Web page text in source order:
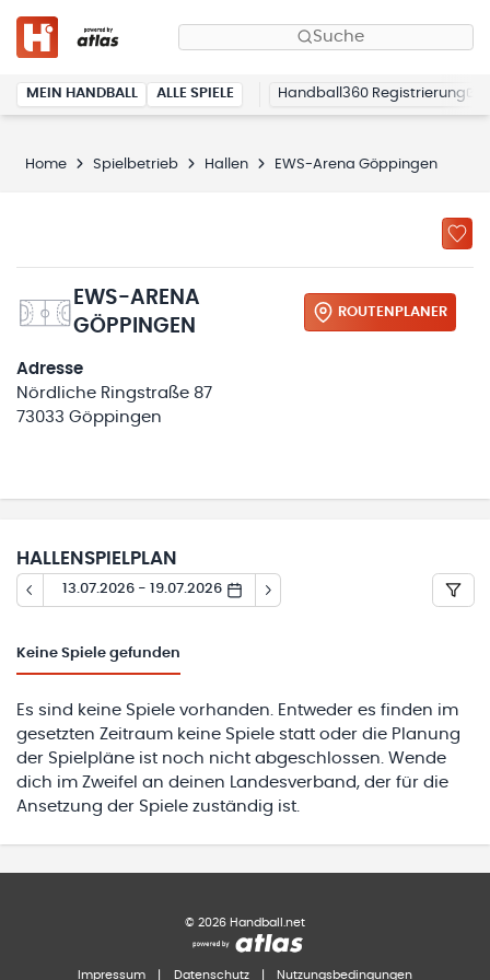
Suche
MEIN HANDBALL ALLE SPIELE Handball360 Registrierung
Home Spielbetrieb Hallen EWS-Arena Göppingen
EWS-ARENA
GÖPPINGEN
ROUTENPLANER
Adresse
Nördliche Ringstraße 87
73033 Göppingen
HALLENSPIELPLAN
13.07.2026 - 19.07.2026
Keine Spiele gefunden
Es sind keine Spiele vorhanden. Entweder es finden im
gesetzten Zeitraum keine Spiele statt oder die Planung
der Spielpläne ist noch nicht abgeschlossen. Wende
dich im Zweifel an deinen Landesverband, der für die
Ansetzung der Spiele zuständig ist.
© 2026 Handball.net
Impressum Datenschutz Nutzungsbedingungen